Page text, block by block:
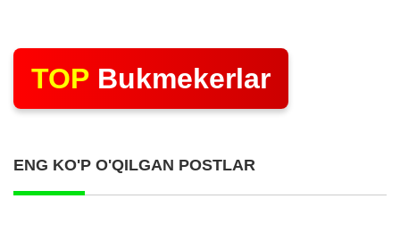
TOP Bukmekerlar
ENG KO'P O'QILGAN POSTLAR